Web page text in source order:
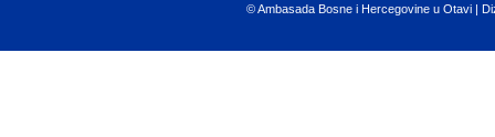
© Ambasada Bosne i Hercegovine u Otavi |